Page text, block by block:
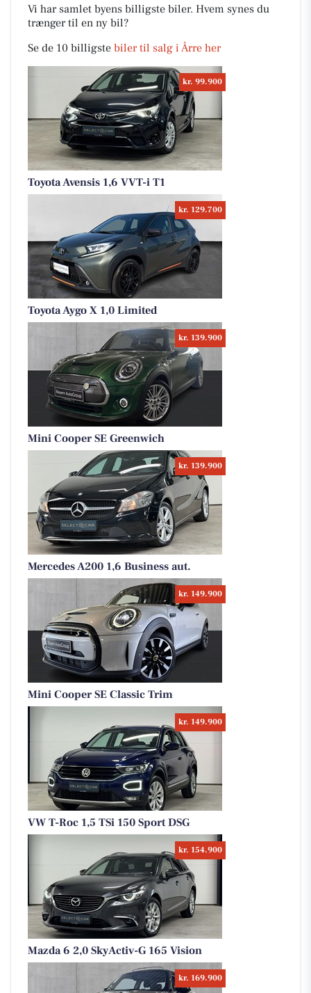
Vi har samlet byens billigste biler. Hvem synes du
trænger til en ny bil?
Se de 10 billigste biler til salg i Årre her
kr. 99.900
Toyota Avensis 1,6 VVT-i T1
kr. 129.700
Toyota Aygo X 1,0 Limited
kr. 139.900
Mini Cooper SE Greenwich
kr. 139.900
Mercedes A200 1,6 Business aut.
kr. 149.900
Mini Cooper SE Classic Trim
kr. 149.900
VW T-Roc 1,5 TSi 150 Sport DSG
kr. 154.900
Mazda 6 2,0 SkyActiv-G 165 Vision
kr. 169.900